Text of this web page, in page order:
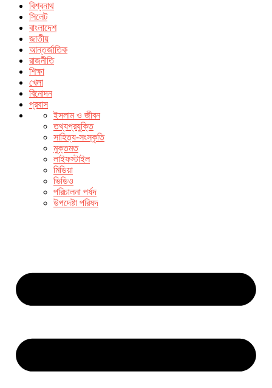
বিশ্বনাথ
সিলেট
বাংলাদেশ
জাতীয়
আন্তর্জাতিক
রাজনীতি
শিক্ষা
খেলা
বিনোদন
প্রবাস
ইসলাম ও জীবন
তথ্যপ্রযুক্তি
সাহিত্য-সংস্কৃতি
মুক্তমত
লাইফস্টাইল
মিডিয়া
ভিডিও
পরিচালনা পর্ষদ
উপদেষ্টা পরিষদ